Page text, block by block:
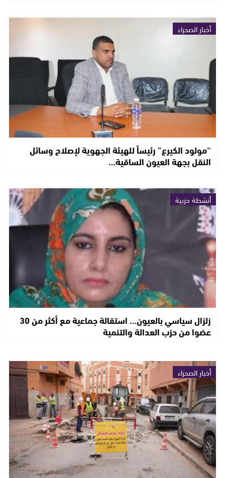
أخبار الصحراء
“مولود الكيرع” رئيساً للهيئة الجهوية لإصلاح وسائل
النقل بجهة العيون الساقية…
أنشطة حزبية
زلزال سياسي بالعيون… استقالة جماعية مع أكثر من 30
عضوا من حزب العدالة والتنمية
أخبار الصحراء